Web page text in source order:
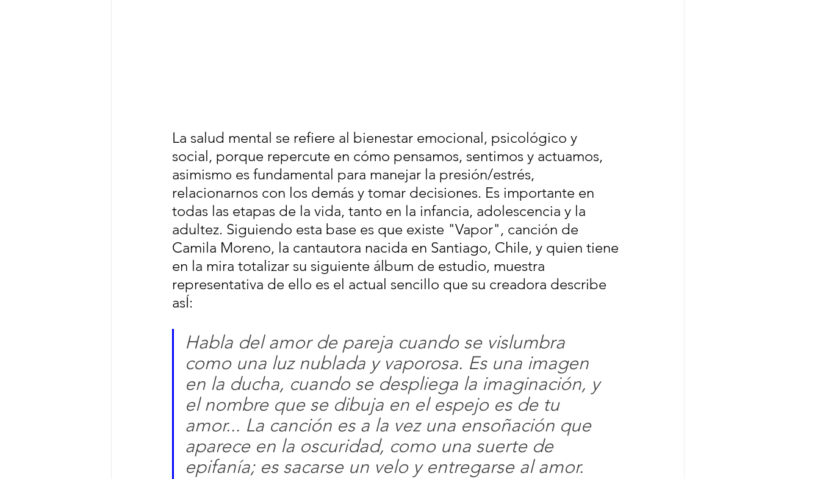
La salud mental se refiere al bienestar emocional, psicológico y
social, porque repercute en cómo pensamos, sentimos y actuamos,
asimismo es fundamental para manejar la presión/estrés,
relacionarnos con los demás y tomar decisiones. Es importante en
todas las etapas de la vida, tanto en la infancia, adolescencia y la
adultez. Siguiendo esta base es que existe "Vapor", canción de
Camila Moreno, la cantautora nacida en Santiago, Chile, y quien tiene
en la mira totalizar su siguiente álbum de estudio, muestra
representativa de ello es el actual sencillo que su creadora describe
asÍ:
Habla del amor de pareja cuando se vislumbra
como una luz nublada y vaporosa. Es una imagen
en la ducha, cuando se despliega la imaginación, y
el nombre que se dibuja en el espejo es de tu
amor... La canción es a la vez una ensoñación que
aparece en la oscuridad, como una suerte de
epifanía; es sacarse un velo y entregarse al amor.